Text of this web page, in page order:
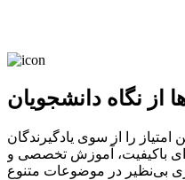
از نگاه دانشجویان
امتیاز را از سوی یادگیرندگان
باکیفیت، آموزش تخصصی و